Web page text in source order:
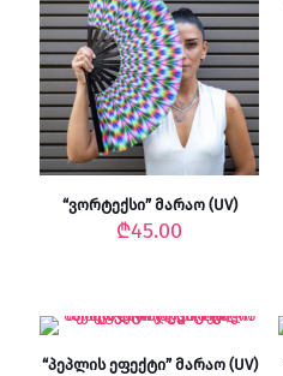
“ვორტექსი” მარაო (UV)
₾45.00
“პეპლის ეფექტი” მარაო (UV)